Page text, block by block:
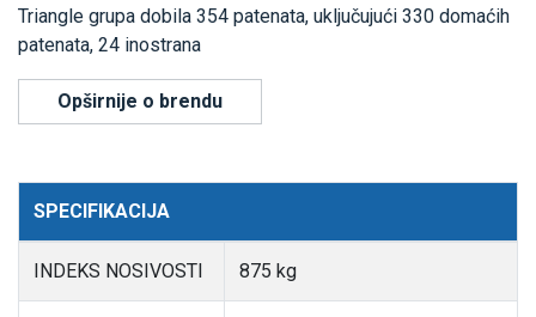
Triangle grupa dobila 354 patenata, uključujući 330 domaćih
patenata, 24 inostrana
Opširnije o brendu
SPECIFIKACIJA
INDEKS NOSIVOSTI 875 kg